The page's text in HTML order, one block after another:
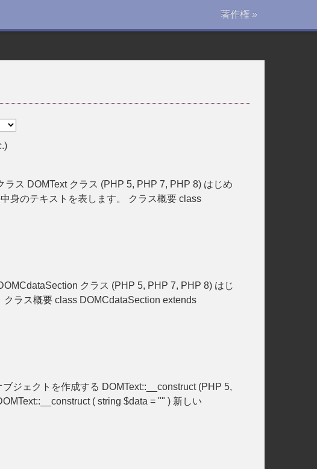
著作権 »
ス DOMText クラス (PHP 5, PHP 7, PHP 8) はじめ
身のテキストを表します。 クラス概要 class
クラス (PHP 5, PHP 7, PHP 8) はじ
ラス概要 class DOMCdataSection extends
ジェクトを作成する DOMText::__construct (PHP 5,
( string $data = "" ) 新しい